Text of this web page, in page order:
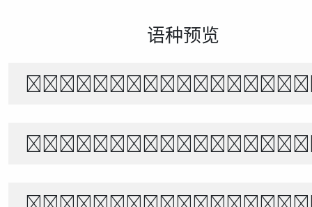
语种预览
The quick brown
Белый снег тихо
별빛 아래, 바람이 불어오는